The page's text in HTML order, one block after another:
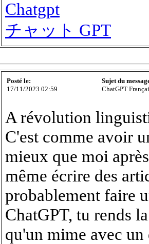
Chatgpt
チャット GPT
Posté le:
17/11/2023 02:59
Sujet du
ChatGPT
A révolution
C'est comme avoir
mieux que moi
même écrire des
probablement faire
ChatGPT, tu rends
qu'un mime avec